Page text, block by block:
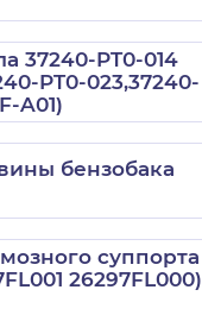
37240-PT0-014
PT0-023,37240-
A01)
бензобака
суппорта
26297FL000)